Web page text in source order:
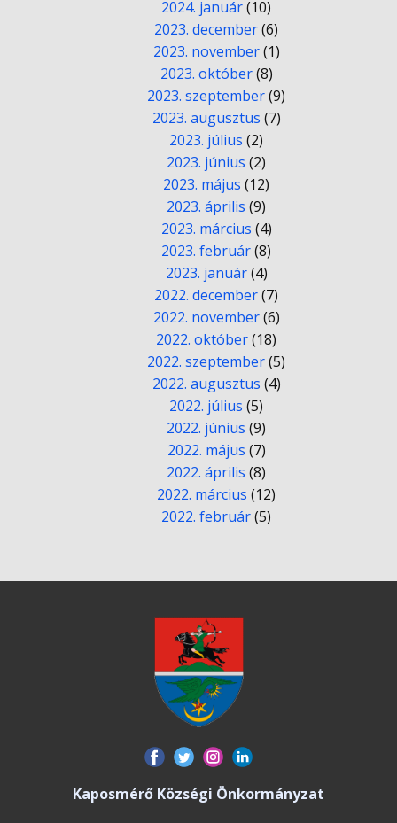
2024. január(10)
2023. december(6)
2023. november(1)
2023. október(8)
2023. szeptember(9)
2023. augusztus (7)
2023. július (2)
2023. június (2)
2023. május (12)
2023. április (9)
2023. március (4)
2023. február(8)
2023. január(4)
2022. december(7)
2022. november(6)
2022. október(18)
2022. szeptember(5)
2022. augusztus (4)
2022. július (5)
2022. június (9)
2022. május (7)
2022. április (8)
2022. március (12)
2022. február(5)
Kaposmérő Községi Önkormányzat